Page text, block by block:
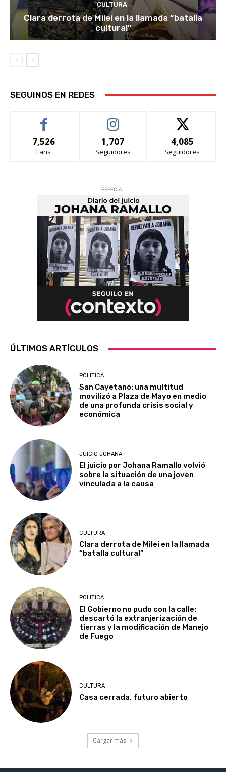
CULTURA
Clara derrota de Milei en la llamada “batalla
cultural”
SEGUINOS EN REDES
7,526
Fans
1,707
Seguidores
4,085
Seguidores
ESPECIAL
ÚLTIMOS ARTÍCULOS
POLITICA
San Cayetano: una multitud
movilizó a Plaza de Mayo en medio
de una profunda crisis social y
económica
JUICIO JOHANA
El juicio por Johana Ramallo volvió
sobre la situación de una joven
vinculada a la causa
CULTURA
Clara derrota de Milei en la llamada
“batalla cultural”
POLITICA
El Gobierno no pudo con la calle:
descartó la extranjerización de
tierras y la modificación de Manejo
de Fuego
CULTURA
Casa cerrada, futuro abierto
Cargar más